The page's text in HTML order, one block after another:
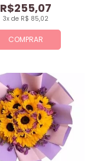
COMPRAR
3x de R$ 85,02
R$255,07